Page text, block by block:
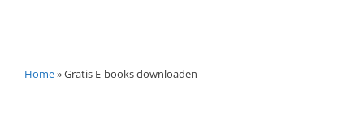
Home»Gratis E-books downloaden